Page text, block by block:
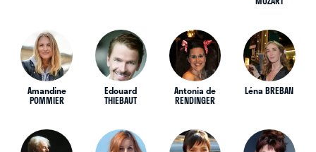
Amandine
POMMIER
Edouard
THIEBAUT
Antonia de
RENDINGER
Léna BREBAN